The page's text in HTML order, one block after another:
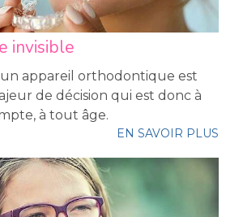
invisible
appareil orthodontique est
de décision qui est donc à
à tout âge.
EN SAVOIR PLUS